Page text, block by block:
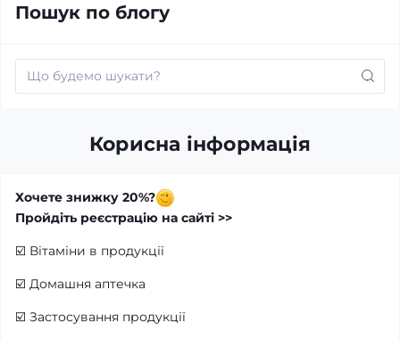
Пошук по блогу
Корисна інформація
Хочете знижку 20%?
Пройдіть реєстрацію на сайті >>
☑️ Вітаміни в продукції
☑️ Домашня аптечка
☑️ Застосування продукції